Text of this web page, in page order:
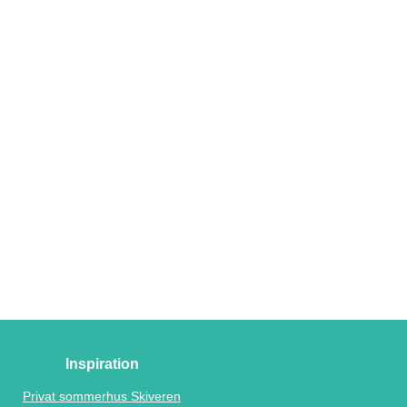
Inspiration
Privat sommerhus Skiveren